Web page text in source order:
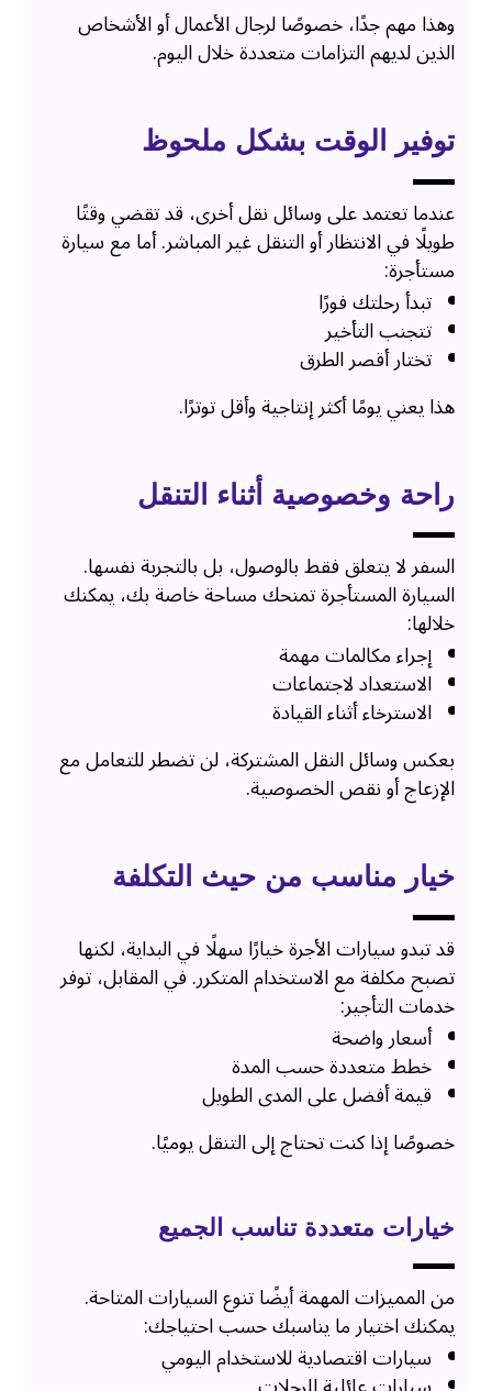
وهذا مهم جدًا، خصوصًا لرجال الأعمال أو الأشخاص
الذين لديهم التزامات متعددة خلال اليوم.
توفير الوقت بشكل ملحوظ
عندما تعتمد على وسائل نقل أخرى، قد تقضي وقتًا
طويلًا في الانتظار أو التنقل غير المباشر. أما مع سيارة
مستأجرة:
تبدأ رحلتك فورًا
تتجنب التأخير
تختار أقصر الطرق
هذا يعني يومًا أكثر إنتاجية وأقل توترًا.
راحة وخصوصية أثناء التنقل
السفر لا يتعلق فقط بالوصول، بل بالتجربة نفسها.
السيارة المستأجرة تمنحك مساحة خاصة بك، يمكنك
خلالها:
إجراء مكالمات مهمة
الاستعداد لاجتماعات
الاسترخاء أثناء القيادة
بعكس وسائل النقل المشتركة، لن تضطر للتعامل مع
الإزعاج أو نقص الخصوصية.
خيار مناسب من حيث التكلفة
قد تبدو سيارات الأجرة خيارًا سهلًا في البداية، لكنها
تصبح مكلفة مع الاستخدام المتكرر. في المقابل، توفر
خدمات التأجير:
أسعار واضحة
خطط متعددة حسب المدة
قيمة أفضل على المدى الطويل
خصوصًا إذا كنت تحتاج إلى التنقل يوميًا.
خيارات متعددة تناسب الجميع
من المميزات المهمة أيضًا تنوع السيارات المتاحة.
يمكنك اختيار ما يناسبك حسب احتياجك:
سيارات اقتصادية للاستخدام اليومي